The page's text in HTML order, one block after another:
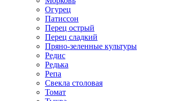
Огурец
Патиссон
Перец острый
Перец сладкий
Пряно-зеленные культуры
Редис
Редька
Репа
Свекла столовая
Томат